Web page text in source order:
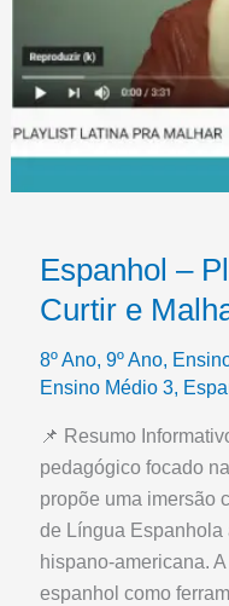
Espanhol –
Curtir e
8º Ano, 9º Ano,
Ensino Médio 3,
📌 Resumo
pedagógico focado
propõe uma imersão
de Língua Espanhola
hispano-americana.
espanhol como